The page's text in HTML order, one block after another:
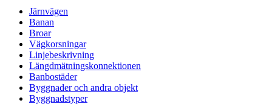
Järnvägen
Banan
Broar
Vägkorsningar
Linjebeskrivning
Längdmätningskonnektionen
Banbostäder
Byggnader och andra objekt
Byggnadstyper